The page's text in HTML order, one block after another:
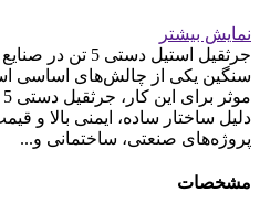
نمایش بیشتر
جرثقیل استیل
سنگین یکی از چالش‌های اساسی
دلیل ساختار ساده، ایمنی بالا و
پروژه‌های صنعتی، ساختمانی و...
مشخصات